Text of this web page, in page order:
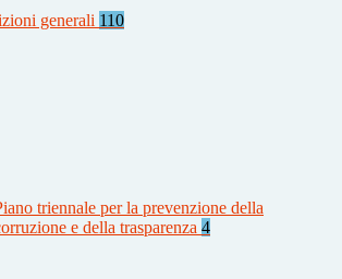
generali 110
triennale per la prevenzione della
e della trasparenza 4